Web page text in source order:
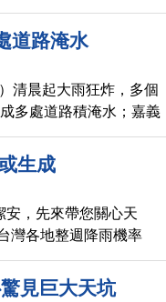
深及腰，對外交通中
警員還進入淹水區揹行
道路淹水
清晨起大雨狂炸，多個
多處道路積淹水；嘉義
，全縣停班停課。
生成
安，先來帶您關心天
灣各地整週降雨機率
豪雨，週二、週三
雨。見巨大天坑